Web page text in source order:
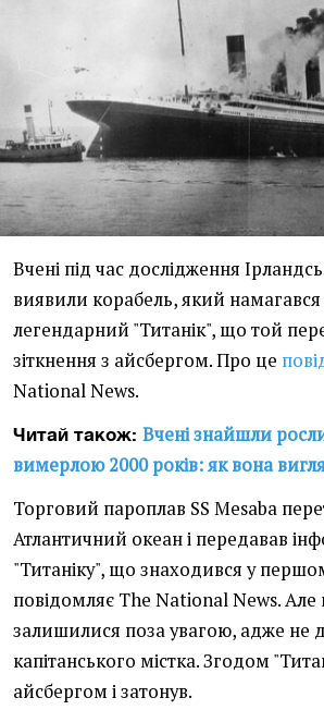
Вчені під час дослідження
виявили корабель, який
легендарний "Титанік", що той
зіткнення з айсбергом. Про це
National News.
Читай також: Вчені знайшли
вимерлою 2000 років: як вона
Торговий пароплав SS Mesaba
Атлантичний океан і передавав
"Титаніку", що знаходився у
повідомляє The National News.
залишилися поза увагою, адже не
капітанського містка. Згодом
айсбергом і затонув.